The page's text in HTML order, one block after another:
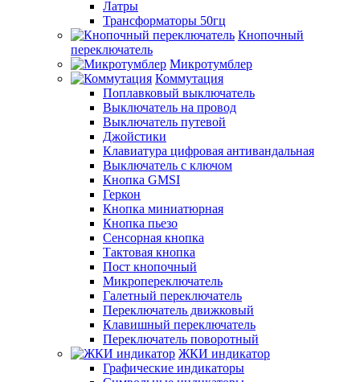
Латры
Трансформаторы 50гц
Кнопочный
переключатель
Микротумблер
Коммутация
Поплавковый выключатель
Выключатель на провод
Выключатель путевой
Джойстики
Клавиатура цифровая антивандальная
Выключатель с ключом
Кнопка GMSI
Геркон
Кнопка миниатюрная
Кнопка пьезо
Сенсорная кнопка
Тактовая кнопка
Пост кнопочный
Микропереключатель
Галетный переключатель
Переключатель движковый
Клавишный переключатель
Переключатель поворотный
ЖКИ индикатор
Графические индикаторы